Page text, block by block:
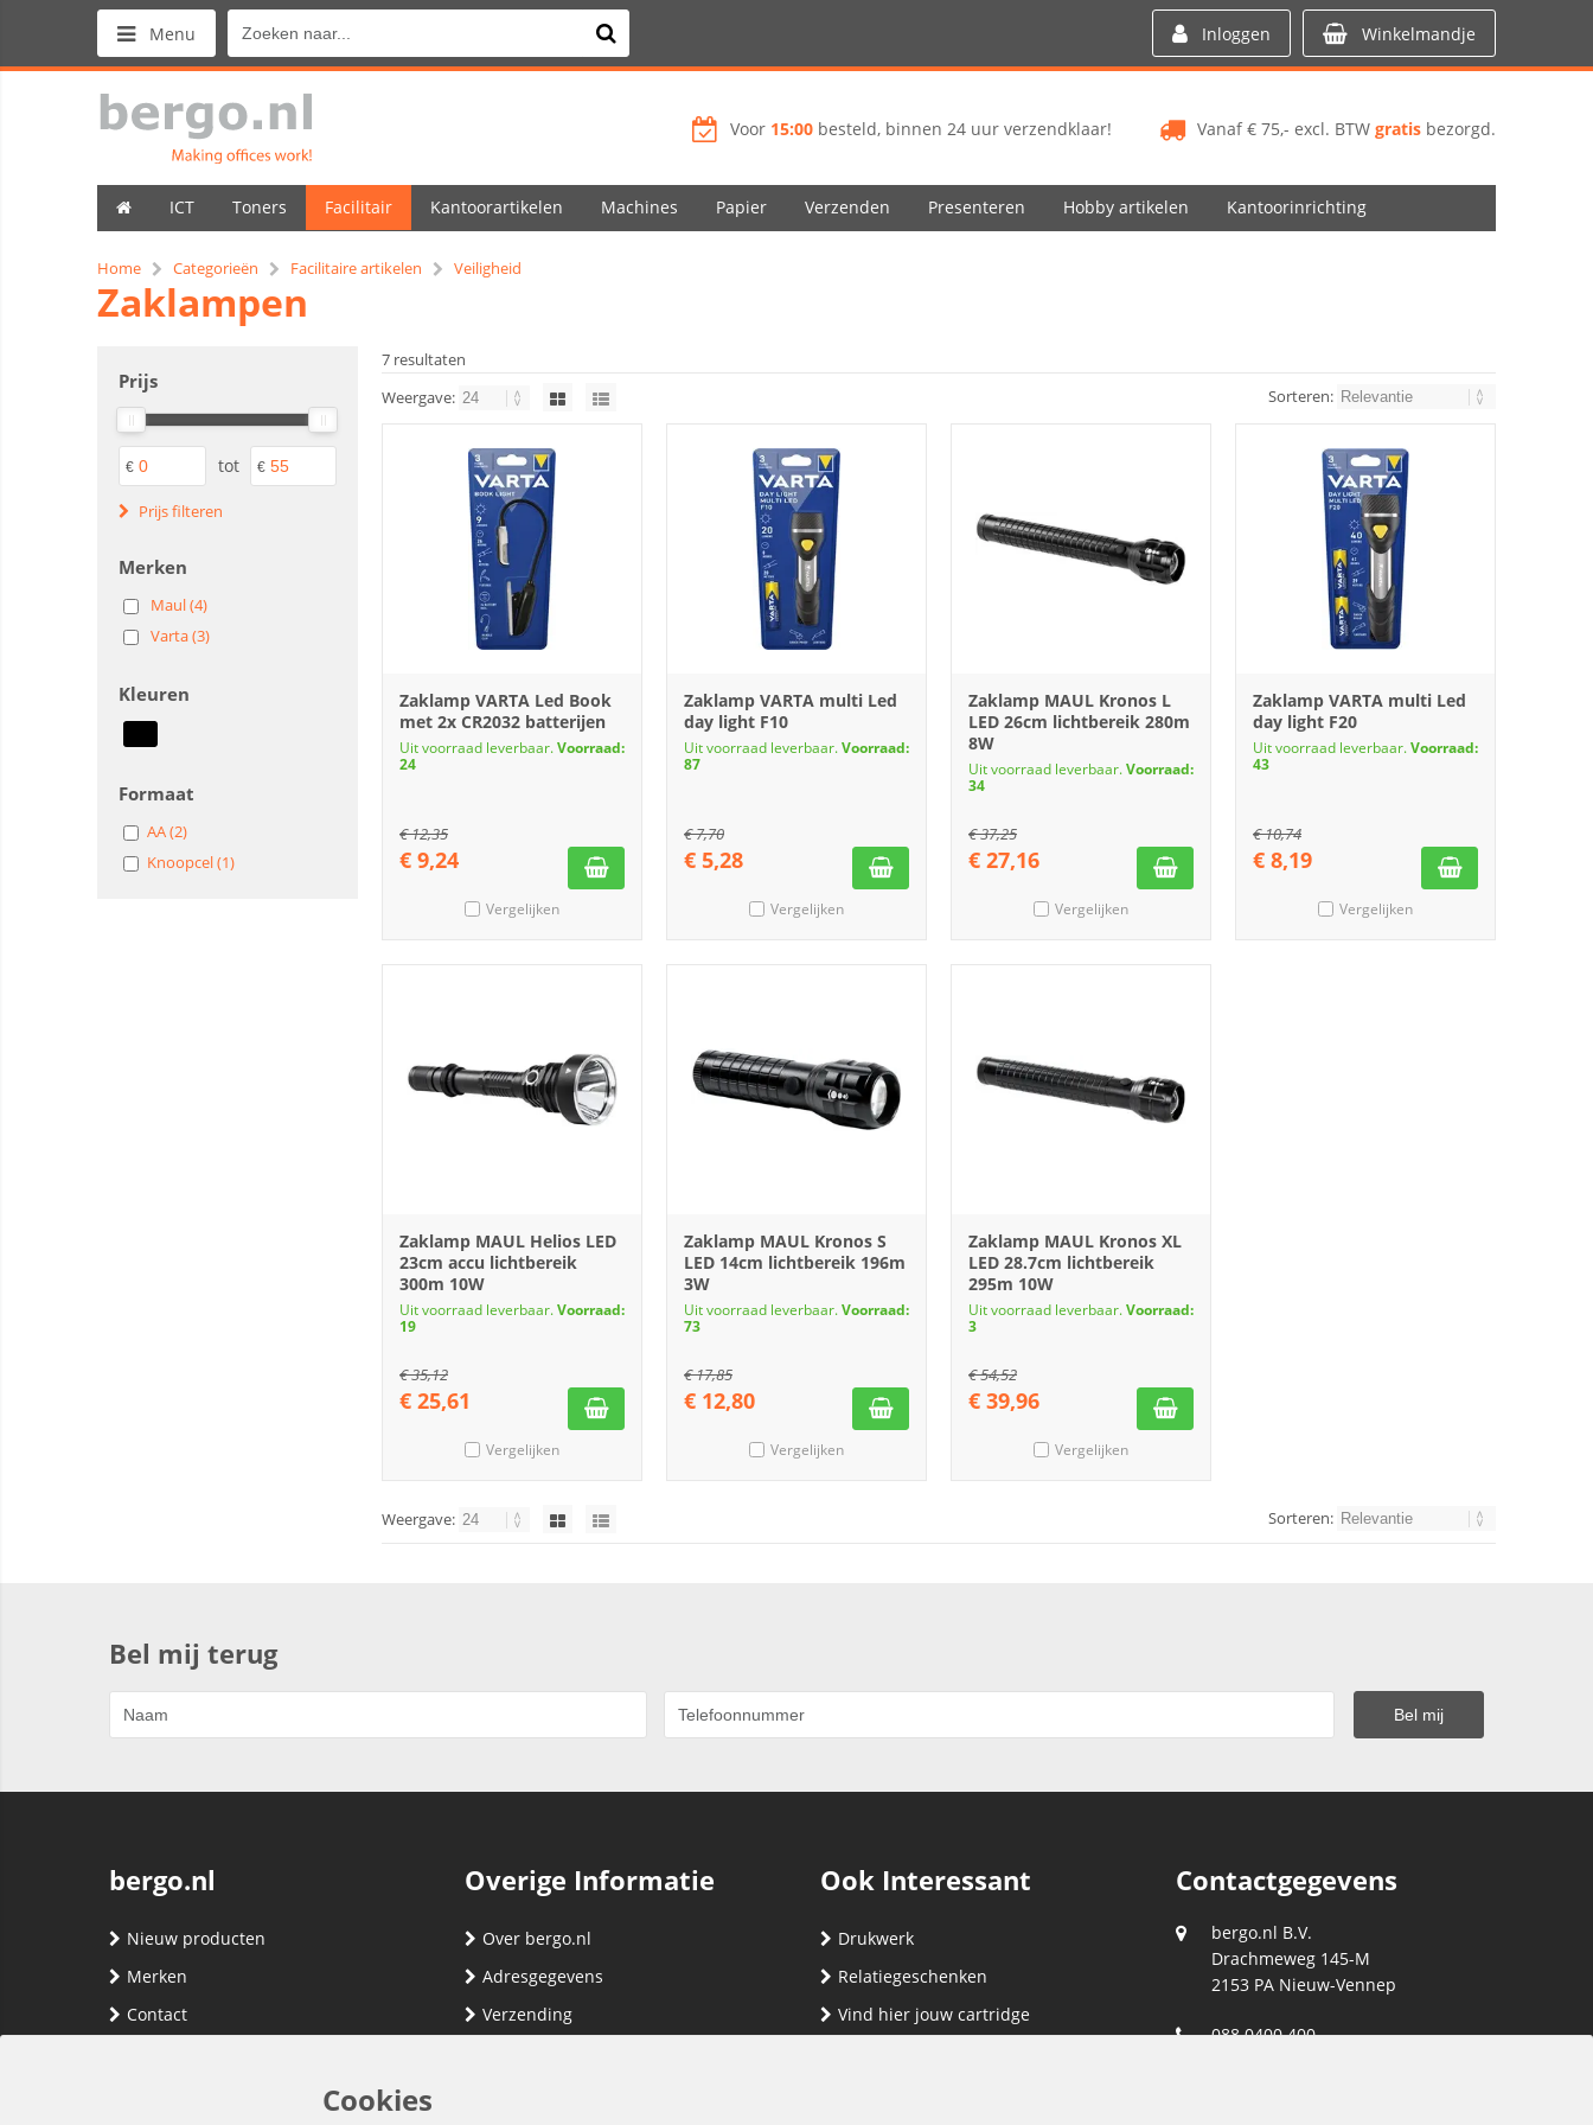
Menu Inloggen Winkelmandje
Vanaf € 75,- excl. BTW gratis bezorgd.
Voor 15:00 besteld, binnen 24 uur verzendklaar!
ICT Toners Facilitair Kantoorartikelen Machines Papier Verzenden Presenteren Hobby artikelen Kantoorinrichting
Home Categorieën Facilitaire artikelen Veiligheid
Zaklampen
Prijs
€ tot €
Prijs filteren
Merken
Maul (4)
Varta (3)
Kleuren
Formaat
AA (2)
Knoopcel (1)
7 resultaten
Weergave:
Sorteren:
Zaklamp VARTA Led Book
met 2x CR2032 batterijen
Uit voorraad leverbaar.Voorraad:
24
€12,35
€ 9,24
Vergelijken
Zaklamp VARTA multi Led
day light F10
Uit voorraad leverbaar.Voorraad:
87
€7,70
€ 5,28
Vergelijken
Zaklamp MAUL Kronos L
LED 26cm lichtbereik 280m
8W
Uit voorraad leverbaar.Voorraad:
34
€37,25
€ 27,16
Vergelijken
Zaklamp VARTA multi Led
day light F20
Uit voorraad leverbaar.Voorraad:
43
€10,74
€ 8,19
Vergelijken
Zaklamp MAUL Helios LED
23cm accu lichtbereik
300m 10W
Uit voorraad leverbaar.Voorraad:
19
€35,12
€ 25,61
Vergelijken
Zaklamp MAUL Kronos S
LED 14cm lichtbereik 196m
3W
Uit voorraad leverbaar.Voorraad:
73
€17,85
€ 12,80
Vergelijken
Zaklamp MAUL Kronos XL
LED 28.7cm lichtbereik
295m 10W
Uit voorraad leverbaar.Voorraad:
3
€54,52
€ 39,96
Vergelijken
Weergave: Sorteren:
Bel mij terug
bergo.nl
Nieuw producten
Merken
Contact
Overige Informatie
Over bergo.nl
Adresgegevens
Verzending
Ook Interessant
Drukwerk
Relatiegeschenken
Vind hier jouw cartridge
Contactgegevens
bergo.nl B.V.
Drachmeweg 145-M
2153 PA Nieuw-Vennep
088 0400 400
Cookies